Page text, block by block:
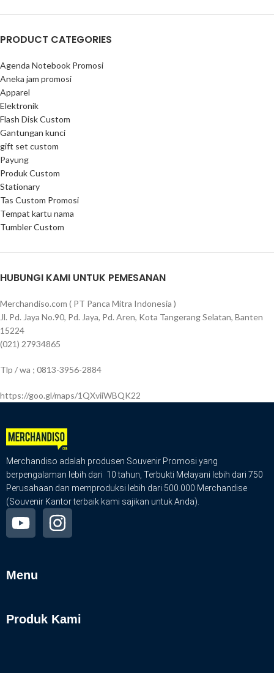
PRODUCT CATEGORIES
Agenda Notebook Promosi
Aneka jam promosi
Apparel
Elektronik
Flash Disk Custom
Gantungan kunci
gift set custom
Payung
Produk Custom
Stationary
Tas Custom Promosi
Tempat kartu nama
Tumbler Custom
HUBUNGI KAMI UNTUK PEMESANAN
Merchandiso.com ( PT Panca Mitra Indonesia )
Jl. Pd. Jaya No.90, Pd. Jaya, Pd. Aren, Kota Tangerang Selatan, Banten
15224
(021) 27934865
Tlp / wa ; 0813-3956-2884
https://goo.gl/maps/1QXviiWBQK22
Merchandiso adalah produsen Souvenir Promosi yang
berpengalaman lebih dari 10 tahun, Terbukti Melayani lebih dari 750
Perusahaan dan memproduksi lebih dari 500.000 Merchandise
(Souvenir Kantor terbaik kami sajikan untuk Anda).
Menu
Produk Kami